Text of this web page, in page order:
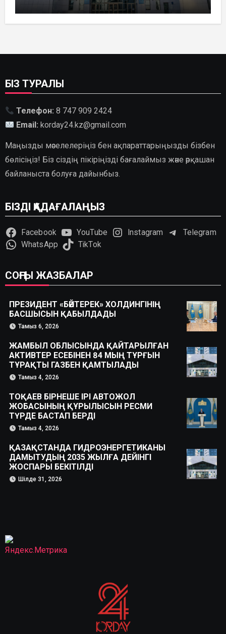
ҚАЗАҚСТАНДА
ГИДРОЭНЕРГЕТИКАНЫ ДАМЫТУДЫҢ
БІЗ ТУРАЛЫ
Телефон: 8 747 909 2424
Email: korday24.kz@gmail.com
Маңызды мәселелеріңіз бен ақпараттарыңызды бізбен
бөлісіңіз! Біз сіздің пікіріңізді бағалаймыз және әрқашан
байланыста болуға дайынбыз.
БІЗДІ ҚАДАҒАЛАҢЫЗ
Facebook YouTube Instagram
Telegram
WhatsApp
TikTok
СОҢҒЫ ЖАЗБАЛАР
ПРЕЗИДЕНТ «БӘЙТЕРЕК» ХОЛДИНГІНІҢ
БАСШЫСЫН ҚАБЫЛДАДЫ
Тамыз 6, 2026
ЖАМБЫЛ ОБЛЫСЫНДА ҚАЙТАРЫЛҒАН
АКТИВТЕР ЕСЕБІНЕН 84 МЫҢ ТҰРҒЫН
ТҰРАҚТЫ ГАЗБЕН ҚАМТЫЛАДЫ
Тамыз 4, 2026
ТОҚАЕВ БІРНЕШЕ ІРІ АВТОЖОЛ
ЖОБАСЫНЫҢ ҚҰРЫЛЫСЫН РЕСМИ
ТҮРДЕ БАСТАП БЕРДІ
Тамыз 4, 2026
ҚАЗАҚСТАНДА ГИДРОЭНЕРГЕТИКАНЫ
ДАМЫТУДЫҢ 2035 ЖЫЛҒА ДЕЙІНГІ
ЖОСПАРЫ БЕКІТІЛДІ
Шілде 31, 2026